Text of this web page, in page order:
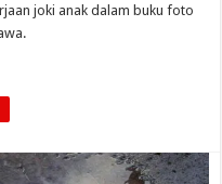
joki anak dalam buku foto